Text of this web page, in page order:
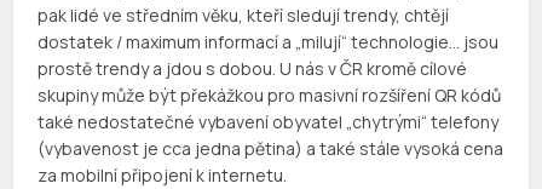
pak lidé ve středním věku, kteří sledují trendy, chtějí
dostatek / maximum informací a „milují“ technologie… jsou
prostě trendy a jdou s dobou. U nás v ČR kromě cílové
skupiny může být překážkou pro masivní rozšíření QR kódů
také nedostatečné vybavení obyvatel „chytrými“ telefony
(vybavenost je cca jedna pětina) a také stále vysoká cena
za mobilní připojení k internetu.